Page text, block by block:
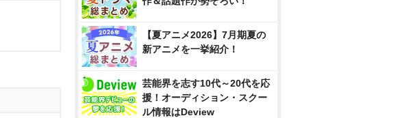
【夏アニメ2026】7月期夏の
新アニメを一挙紹介！
芸能界を志す10代～20代を応
援！オーディション・スクー
ル情報はDeview